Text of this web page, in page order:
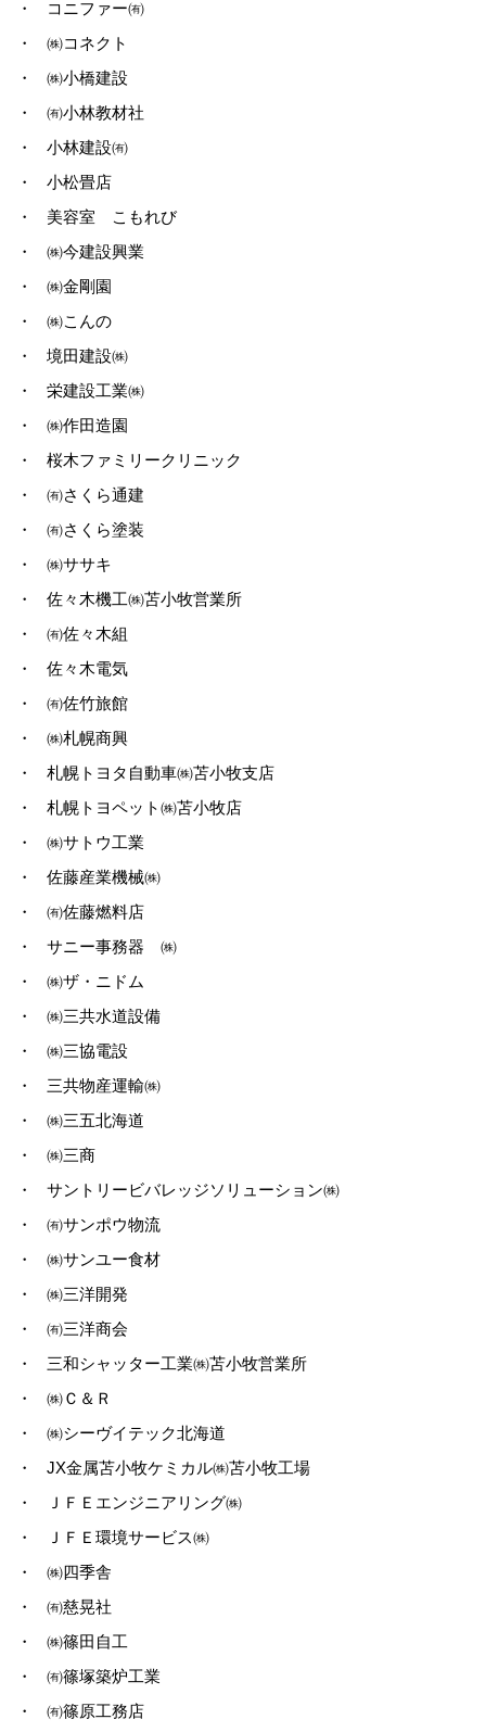
・
コニファー㈲
・
㈱コネクト
・
㈱小橋建設
・
㈲小林教材社
・
小林建設㈲
・
小松畳店
・
美容室 こもれび
・
㈱今建設興業
・
㈱金剛園
・
㈱こんの
・
境田建設㈱
・
栄建設工業㈱
・
㈱作田造園
・
桜木ファミリークリニック
・
㈲さくら通建
・
㈲さくら塗装
・
㈱ササキ
・
佐々木機工㈱苫小牧営業所
・
㈲佐々木組
・
佐々木電気
・
㈲佐竹旅館
・
㈱札幌商興
・
札幌トヨタ自動車㈱苫小牧支店
・
札幌トヨペット㈱苫小牧店
・
㈱サトウ工業
・
佐藤産業機械㈱
・
㈲佐藤燃料店
・
サニー事務器 ㈱
・
㈱ザ・ニドム
・
㈱三共水道設備
・
㈱三協電設
・
三共物産運輸㈱
・
㈱三五北海道
・
㈱三商
・
サントリービバレッジソリューション㈱
・
㈲サンポウ物流
・
㈱サンユー食材
・
㈱三洋開発
・
㈲三洋商会
・
三和シャッター工業㈱苫小牧営業所
・
㈱Ｃ＆Ｒ
・
㈱シーヴイテック北海道
・
JX金属苫小牧ケミカル㈱苫小牧工場
・
ＪＦＥエンジニアリング㈱
・
ＪＦＥ環境サービス㈱
・
㈱四季舎
・
㈲慈晃社
・
㈱篠田自工
・
㈲篠塚築炉工業
・
㈲篠原工務店